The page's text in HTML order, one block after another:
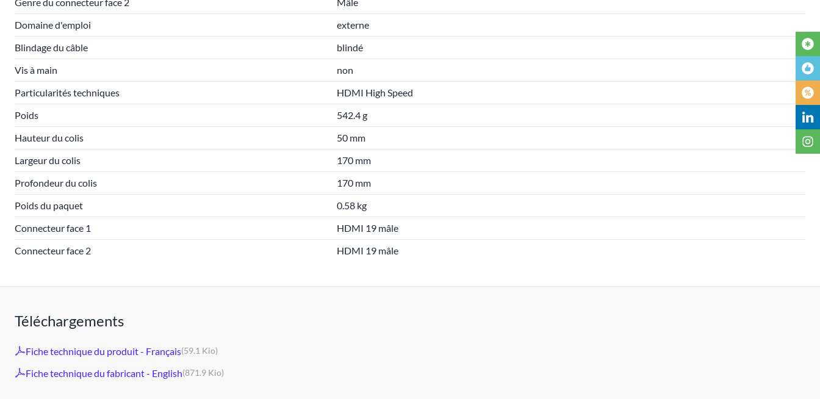
Domaine d'emploi
externe
Blindage du câble
blindé
Vis à main
non
Particularités techniques
HDMI High Speed
Poids
542.4 g
Hauteur du colis
50 mm
Largeur du colis
170 mm
Profondeur du colis
170 mm
Poids du paquet
0.58 kg
Connecteur face 1
HDMI 19 mâle
Connecteur face 2
HDMI 19 mâle
Téléchargements
Fiche technique du produit - Français(59.1 Kio)
Fiche technique du fabricant - English(871.9 Kio)